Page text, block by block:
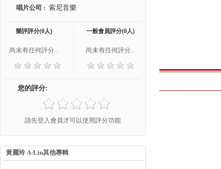
唱片公司 : 索尼音樂
樂評評分(0人)
尚未有任何評分..
一般會員評分(0人)
尚未有任何評分..
您的評分:
請先登入會員才可以使用評分功能
黃麗玲 A-Lin其他專輯